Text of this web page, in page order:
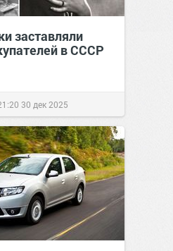
заставляли
в СССР
30 дек 2025